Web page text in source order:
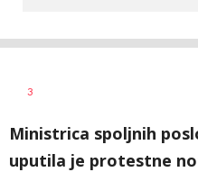
AUTOR
3
Ministrica spoljnih
uputila je protestne